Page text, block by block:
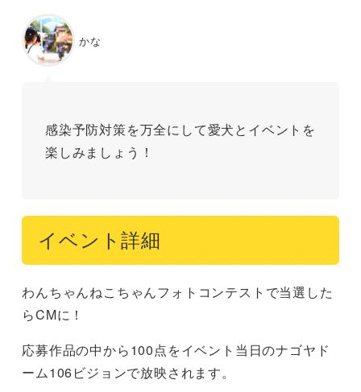
かな
感染予防対策を万全にして愛犬とイベントを
楽しみましょう！
イベント詳細
わんちゃんねこちゃんフォトコンテストで当選した
らCMに！
応募作品の中から100点をイベント当日のナゴヤド
ーム106ビジョンで放映されます。